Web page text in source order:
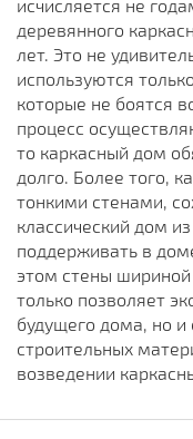
исчисляется не
деревянного
лет. Это не
используются
которые не боятся
процесс
то каркасный дом
долго. Более того,
тонкими стенами,
классический дом
поддерживать в
этом стены шириной
только позволяет
будущего дома, но и
строительных
возведении